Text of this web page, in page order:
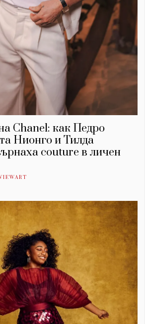
Chanel: как Педро
Нионго и Тилда
couture в личен